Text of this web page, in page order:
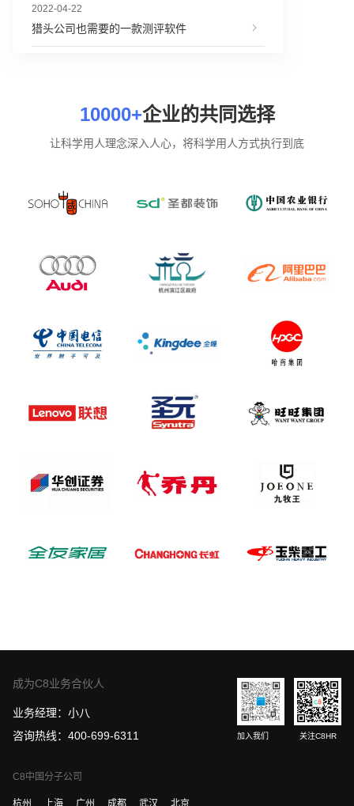
2022-04-22
猎头公司也需要的一款测评软件
10000+企业的共同选择
让科学用人理念深入人心，将科学用人方式执行到底
成为C8业务合伙人
业务经理：小八
咨询热线：400-699-6311
加入我们 关注C8HR
C8中国分子公司
杭州 上海 广州 成都 武汉 北京